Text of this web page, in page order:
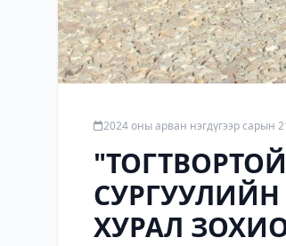
2024 оны арван нэгдүгээр сарын
ХУРАЛ